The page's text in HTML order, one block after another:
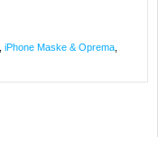
iPhone Maske & Oprema